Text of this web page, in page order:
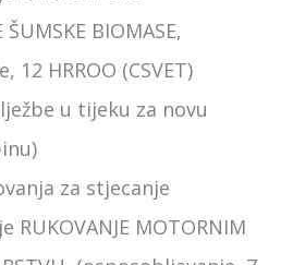
ŠUMSKE BIOMASE,
12 HRROO (CSVET)
u tijeku za novu
za stjecanje
MOTORNIM